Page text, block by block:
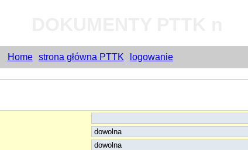
Home strona główna PTTK logowanie